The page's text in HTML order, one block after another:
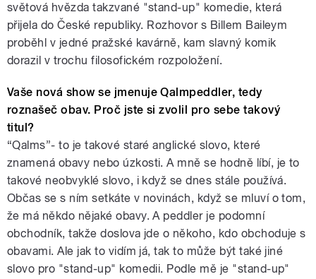
světová hvězda takzvané "stand-up" komedie, která
přijela do České republiky. Rozhovor s Billem Baileym
proběhl v jedné pražské kavárně, kam slavný komik
dorazil v trochu filosofickém rozpoložení.
Vaše nová show se jmenuje Qalmpeddler, tedy
roznašeč obav. Proč jste si zvolil pro sebe takový
titul?
“Qalms”- to je takové staré anglické slovo, které
znamená obavy nebo úzkosti. A mně se hodně líbí, je to
takové neobvyklé slovo, i když se dnes stále používá.
Občas se s ním setkáte v novinách, když se mluví o tom,
že má někdo nějaké obavy. A peddler je podomní
obchodník, takže doslova jde o někoho, kdo obchoduje s
obavami. Ale jak to vidím já, tak to může být také jiné
slovo pro "stand-up" komedii. Podle mě je "stand-up"